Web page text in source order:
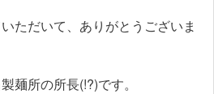
ただいて、ありがとうございま
麺所の所長(!?)です。